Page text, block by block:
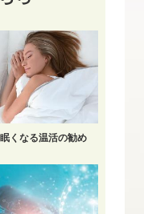
くなる温活の勧め